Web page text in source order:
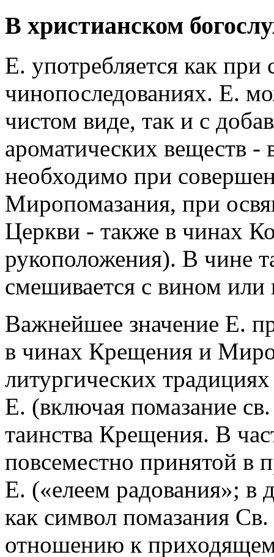
В христианском
Е. употребляется как
чинопоследованиях. Е.
чистом виде, так и с
ароматических веществ -
необходимо при
Миропомазания, при
Церкви - также в чинах
рукоположения). В чине
смешивается с вином или
Важнейшее значение Е.
в чинах Крещения и
литургических
Е. (включая помазание
таинства Крещения. В
повсеместно принятой в
Е. («елеем радования»; в
как символ помазания
отношению к